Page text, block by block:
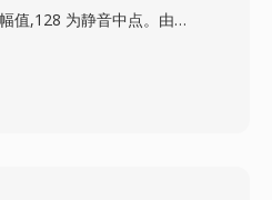
值,128 为静音中点。由于
数等播放参数必须在外部